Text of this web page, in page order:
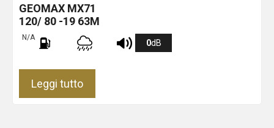
GEOMAX MX71
120/ 80 -19 63M
N/A
0dB
Leggi tutto